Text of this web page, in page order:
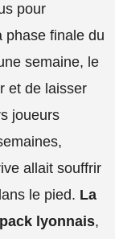
pour
phase finale du
semaine, le
et de laisser
joueurs
allait souffrir
le pied. La
lyonnais,